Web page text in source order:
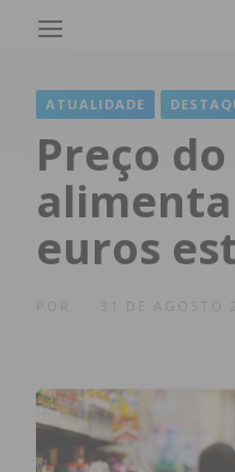
ATUALIDADE
Preço
euros
31 DE AGOSTO